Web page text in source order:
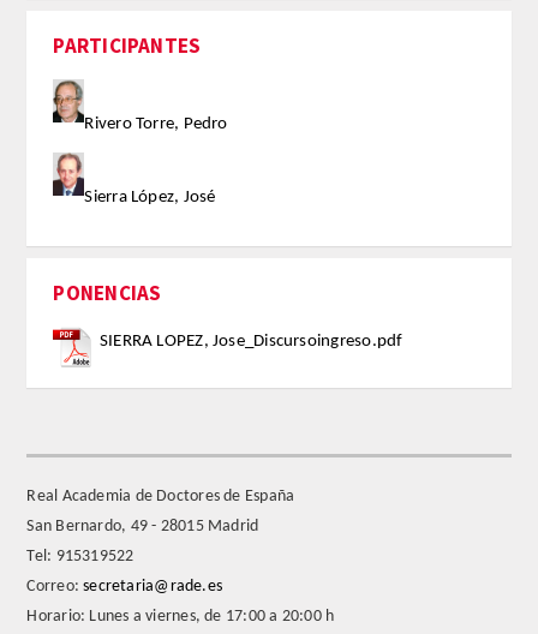
CIENCIAS EXPERIMENTALES
FARMACIA
ARQUITECTURA Y BELLAS ARTES
VETERINARIA
NUMERO
PARTICIPANTES
Rivero Torre, Pedro
Sierra López, José
PONENCIAS
SIERRA LOPEZ, Jose_Discursoingreso.pdf
Real Academia de Doctores de España
San Bernardo, 49 - 28015 Madrid
Tel: 915319522
Correo:secretaria@rade.es
Horario: Lunes a viernes, de 17:00 a 20:00 h